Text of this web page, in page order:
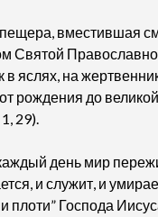
вместившая
Святой
в яслях, на
рождения до
29).
день мир
и служит, и
плоти” Господа